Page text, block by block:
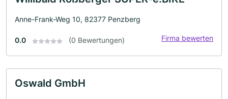
Anne-Frank-Weg 10, 82377 Penzberg
0.0 (0 Bewertungen) Firma bewerten
Oswald GmbH